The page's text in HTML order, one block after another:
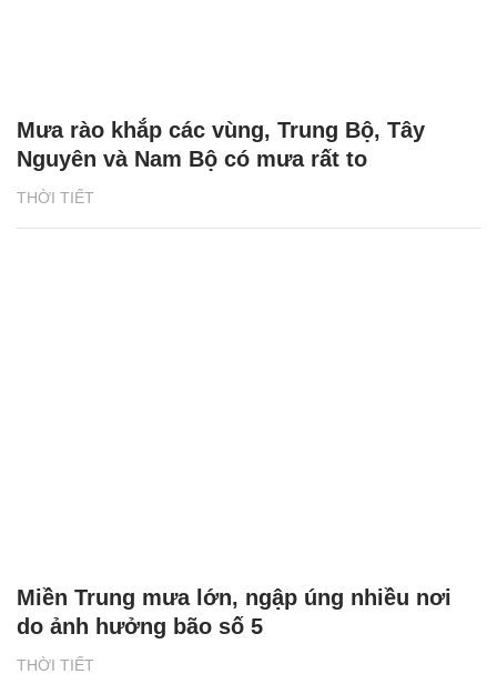
THỜI TIẾT
Mưa rào khắp các vùng, Trung Bộ, Tây
Nguyên và Nam Bộ có mưa rất to
THỜI TIẾT
Miền Trung mưa lớn, ngập úng nhiều nơi
do ảnh hưởng bão số 5